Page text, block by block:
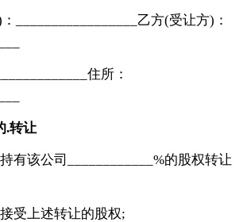
_________________乙方(受让方)：
住所：
.转让
有该公司____________%的股权转让
受上述转让的股权;